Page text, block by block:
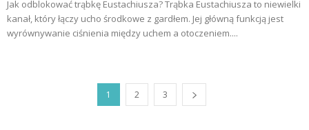
Jak odblokować trąbkę Eustachiusza? Trąbka Eustachiusza to niewielki
kanał, który łączy ucho środkowe z gardłem. Jej główną funkcją jest
wyrównywanie ciśnienia między uchem a otoczeniem....
1 2 3